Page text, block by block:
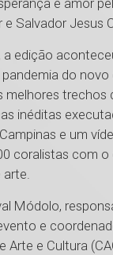
e amor
Salvador Jesus
a edição
do novo
melhores trechos
inéditas
e um
coralistas com o
arte.
Módolo,
e
Arte e Cultura